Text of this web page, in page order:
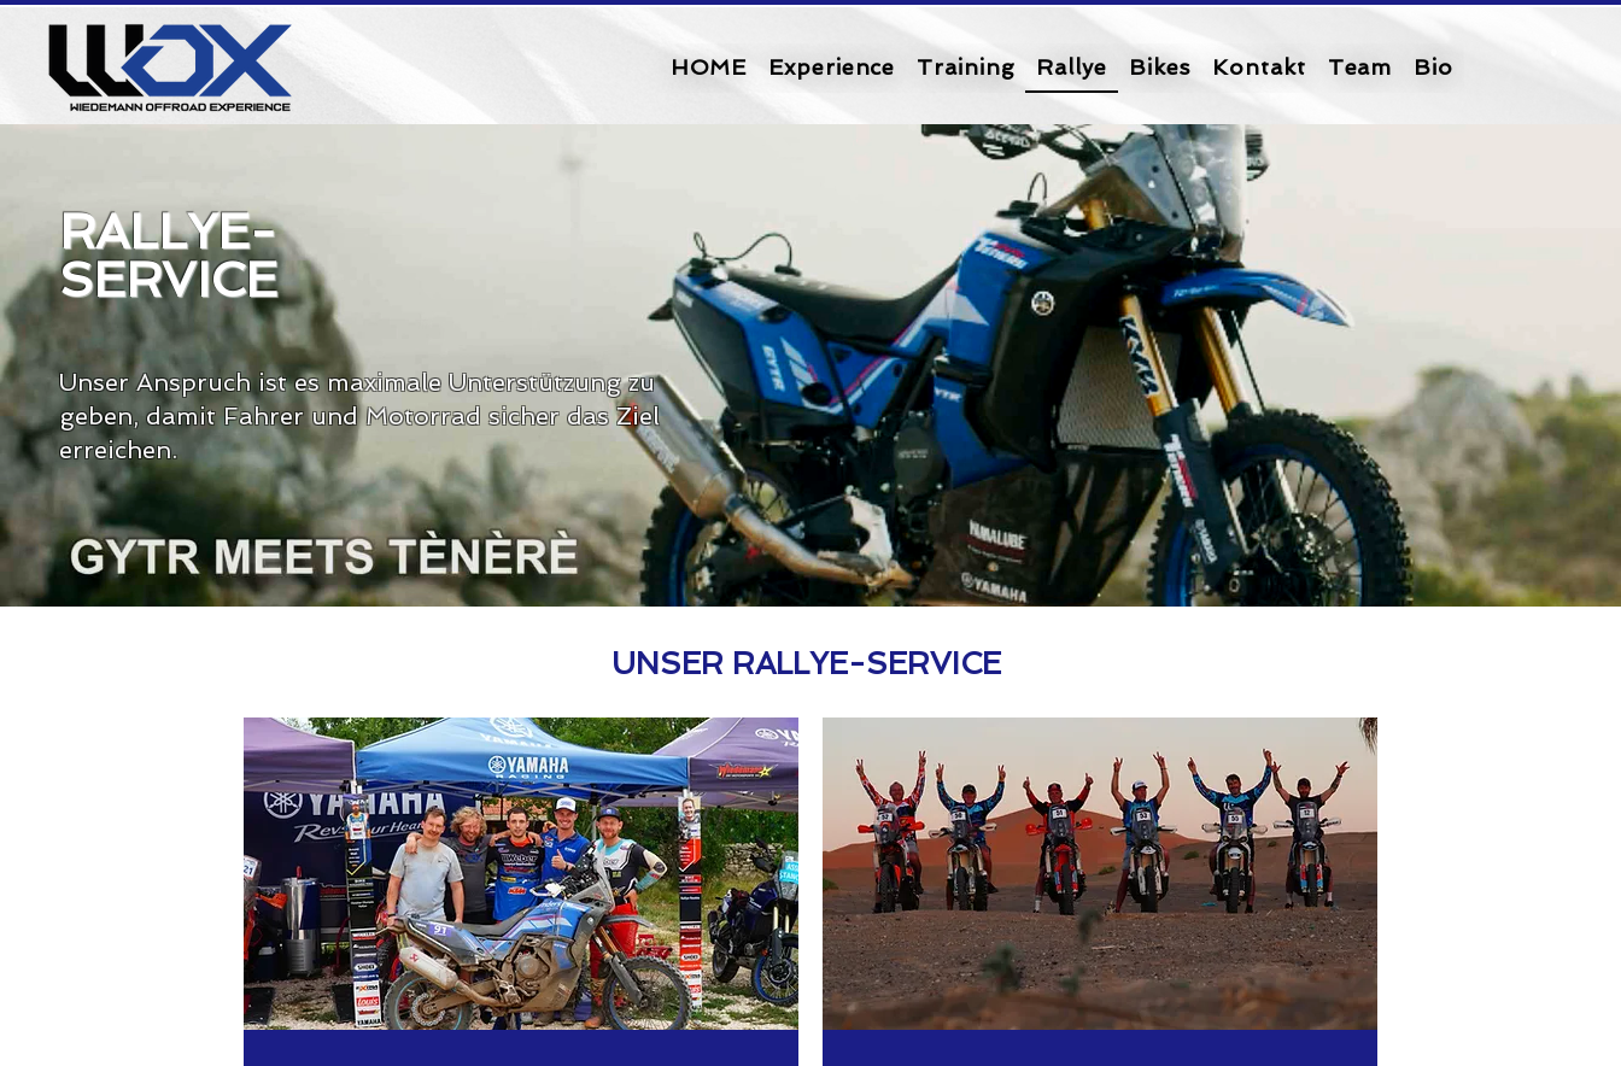
HOME Experience Training Rallye Bikes Kontakt Team Bio
RALLYE-
SERVICE
Unser Anspruch ist es maximale Unterstützung zu
geben, damit Fahrer und Motorrad sicher das Ziel
erreichen.​
UNSER RALLYE-SERVICE